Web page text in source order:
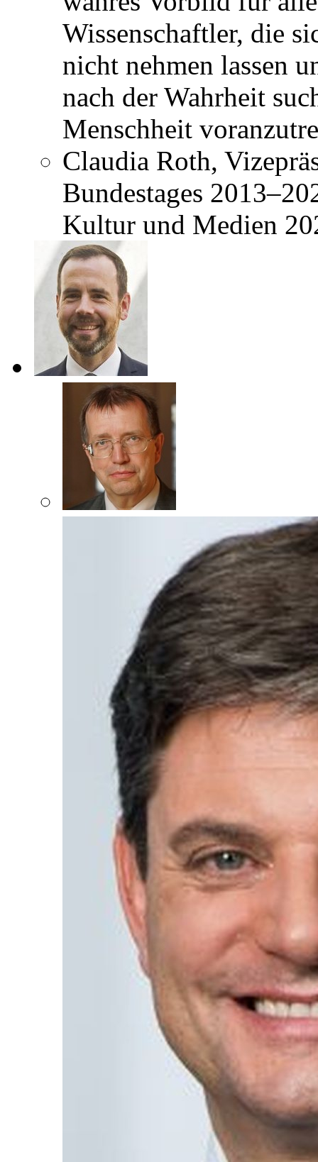
Wissenschaftler, die
nicht nehmen lassen
nach der Wahrheit
Menschheit
Claudia Roth,
Bundestages
Kultur und Medien